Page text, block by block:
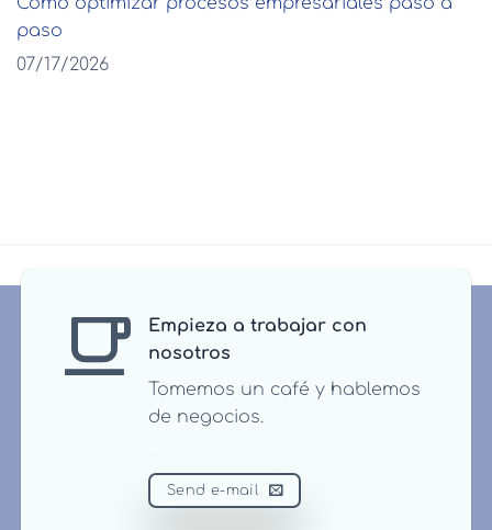
paso
07/17/2026
Empieza a trabajar con
nosotros
Tomemos un café y hablemos
de negocios.
Send e-mail